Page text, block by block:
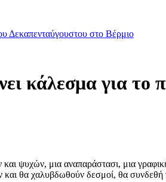
Δεκαπενταύγουστου στο Βέρμιο
κάλεσμα για το
ψυχών, μια αναπαράστασι, μια
και θα χαλυβδωθούν δεσμοί, θα